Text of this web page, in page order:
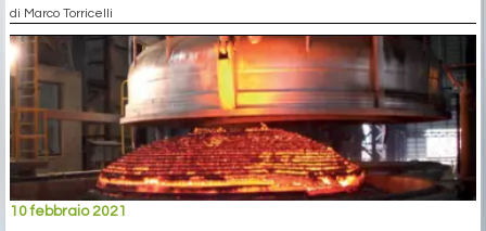
di Marco Torricelli
10 febbraio 2021